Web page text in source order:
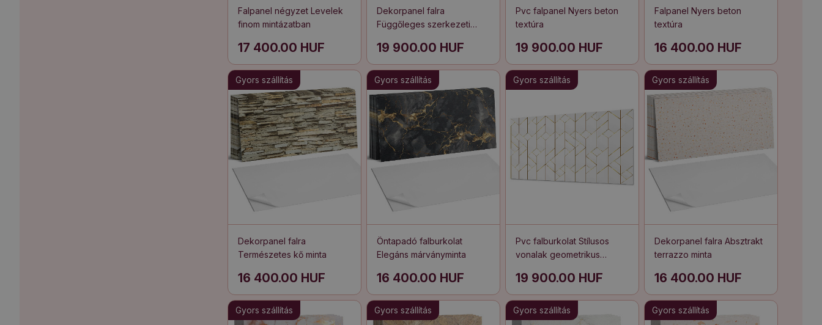
Falpanel négyzet Levelek
finom mintázatban
17 400.00 HUF
Dekorpanel falra
Függőleges szerkezeti
19 900.00 HUF
Pvc falpanel Nyers beton
textúra
19 900.00 HUF
Falpanel Nyers beton
textúra
16 400.00 HUF
Gyors szállítás
Dekorpanel falra
Természetes kő minta
16 400.00 HUF
Gyors szállítás
Öntapadó falburkolat
Elegáns márványminta
16 400.00 HUF
Gyors szállítás
Pvc falburkolat Stílusos
vonalak geometrikus
19 900.00 HUF
Gyors szállítás
Dekorpanel falra Absztrakt
terrazzo minta
16 400.00 HUF
Gyors szállítás Gyors szállítás Gyors szállítás Gyors szállítás